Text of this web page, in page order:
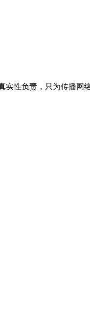
性负责，只为传播网